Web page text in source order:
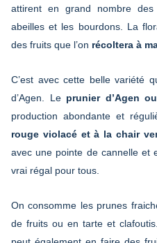
attirent en grand nombre
abeilles et les bourdons. La
des fruits que l’on récoltera à
C’est avec cette belle variété
d’Agen. Le prunier d’Agen
production abondante et
rouge violacé et à la chair
avec une pointe de cannelle et
vrai régal pour tous.
On consomme les prunes
de fruits ou en tarte et clafoutis.